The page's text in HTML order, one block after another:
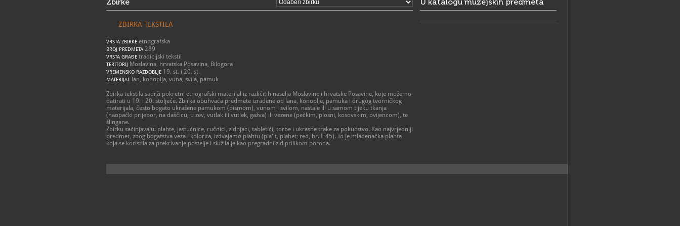
ZBIRKA TEKSTILA
VRSTA ZBIRKE etnografska
BROJ PREDMETA 289
VRSTA GRAĐE tradicijski tekstil
TERITORIJ Moslavina, hrvatska Posavina, Bilogora
VREMENSKO RAZDOBLJE 19. st. i 20. st.
MATERIJAL lan, konoplja, vuna, svila, pamuk
Zbirka tekstila sadrži pokretni etnografski materijal iz različitih naselja Moslavine i hrvatske Posavine, koje možemo
datirati u 19. i 20. stoljeće. Zbirka obuhvaća predmete izrađene od lana, konoplje, pamuka i drugog tvorničkog
materijala, često bogato ukrašene pamukom (pismom), vunom i svilom, nastale ili u samom tijeku tkanja
(naopački prijebor, na daščicu, u zev, vutlak ili vutlek, gažva) ili vezene (pečkim, plosni, kosovskim, ovijencom), te
šlingane.
Zbirku sačinjavaju: plahte, jastučnice, ručnici, zidnjaci, tabletići, torbe i ukrasne trake za pokućstvo. Kao najvrjedniji
predmet, zbog bogatstva veza i kolorita, izdvajamo plahtu (pla''t, plahet; red, br. E 45). To je mladenačka plahta
koja se koristila za prekrivanje postelje i služila je kao pregradni zid prilikom poroda.